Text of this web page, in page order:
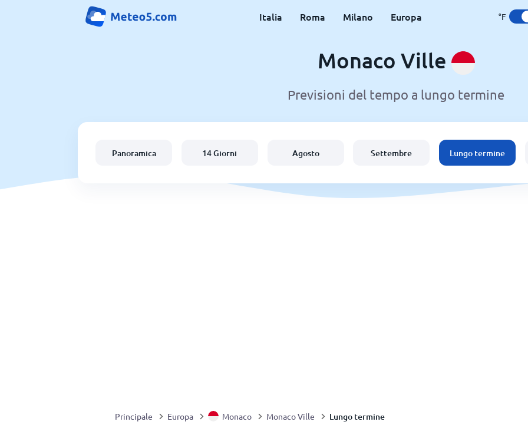
Italia Roma Milano Europa °F
Monaco Ville
Previsioni del tempo a lungo termine
Panoramica 14 Giorni Agosto Settembre Lungo termine
Principale Europa Monaco Monaco Ville Lungo termine